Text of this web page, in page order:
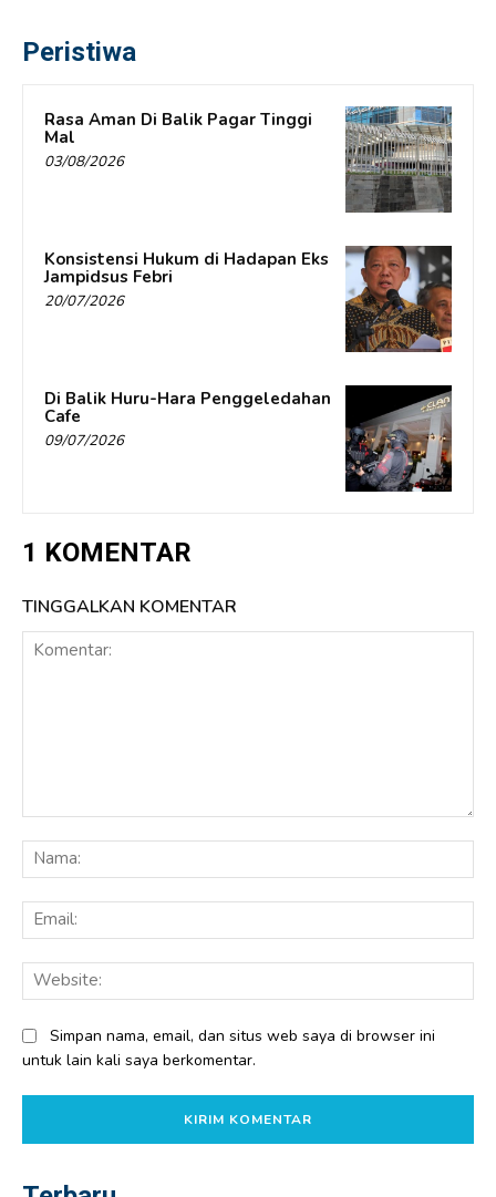
Peristiwa
Rasa Aman Di Balik Pagar Tinggi
Mal
03/08/2026
Konsistensi Hukum di Hadapan Eks
Jampidsus Febri
20/07/2026
Di Balik Huru-Hara Penggeledahan
Cafe
09/07/2026
1 KOMENTAR
TINGGALKAN KOMENTAR
Simpan nama, email, dan situs web saya di browser ini
untuk lain kali saya berkomentar.